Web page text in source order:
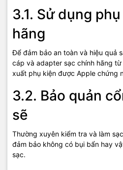
3.1. Sử dụng
hãng
Để đảm bảo an toàn và hiệu quả
cáp và adapter sạc chính hãng
xuất phụ kiện được Apple chứng
3.2. Bảo quản
sẽ
Thường xuyên kiểm tra và làm
đảm bảo không có bụi bẩn hay
sạc.